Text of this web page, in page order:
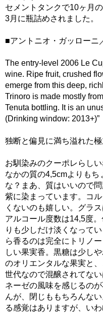
セメントタンクで10ヶ月
3月に瓶詰めされました。
■アントニオ・ガッローニ
The entry-level 2006 Le
wine. Ripe fruit, crushed
emerge from this deep,
Trinoro is made mostly
Tenuta bottling. It is an
(Drinking window: 2013+)”
独断と偏見に満ち溢れた
お馴染みのクーポレらし
なかの質の4,5cmよりも
な？まあ、質はいいので
紫に染まっています。コ
くないのも嬉しい。グラ
アルコール度数は14,5度
りも少しだけ淡くなって
ら香るのは完全にトリノ
しい果実香。黒糖は少し
のオリエンタルな果実と
世代なので混醸されてな
ネーゼの風味を感じるの
んが、閉じももちろんな
る感覚はありますが、い